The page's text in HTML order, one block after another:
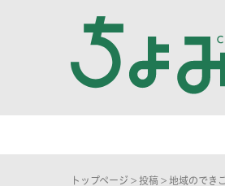
トップページ > 投稿 > 地域のでき